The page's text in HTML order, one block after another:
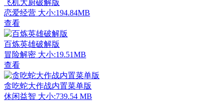
飞机大厨破解版
恋爱经营 大小:194.84MB
查看
百炼英雄破解版
冒险解密 大小:19.51MB
查看
贪吃蛇大作战内置菜单版
休闲益智 大小:739.54 MB